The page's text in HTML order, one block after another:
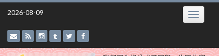
Skip
2026-08-09 Toggle